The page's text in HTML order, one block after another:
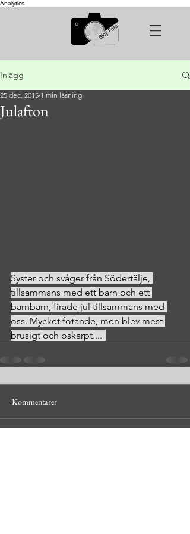
Analytics
Inlägg
Julafton
25 dec. 2015 1 min läsning
Syster och svåger från Södertälje,
tillsammans med ett barn och ett
barnbarn, firade jul tillsammans med
oss. Mycket fotande, men blev mest
Kommentarer